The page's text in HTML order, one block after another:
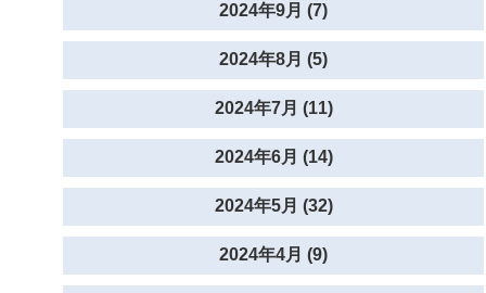
2024年9月 (7)
2024年8月 (5)
2024年7月 (11)
2024年6月 (14)
2024年5月 (32)
2024年4月 (9)